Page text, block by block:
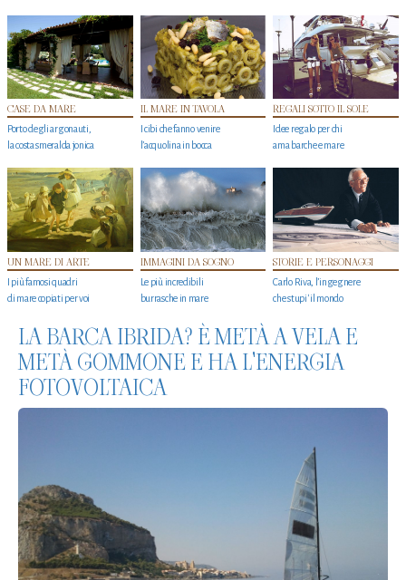
CASE DA MARE
Porto degli argonauti,
la costa smeralda jonica
IL MARE IN TAVOLA
I cibi che fanno venire
l’acquolina in bocca
REGALI SOTTO IL SOLE
Idee regalo per chi
ama barche e mare
UN MARE DI ARTE
I più famosi quadri
di mare copiati per voi
IMMAGINI DA SOGNO
Le più incredibili
burrasche in mare
STORIE E PERSONAGGI
Carlo Riva, l’ingegnere
che stupi' il mondo
LA BARCA IBRIDA? È METÀ A VELA E
METÀ GOMMONE E HA L'ENERGIA
FOTOVOLTAICA